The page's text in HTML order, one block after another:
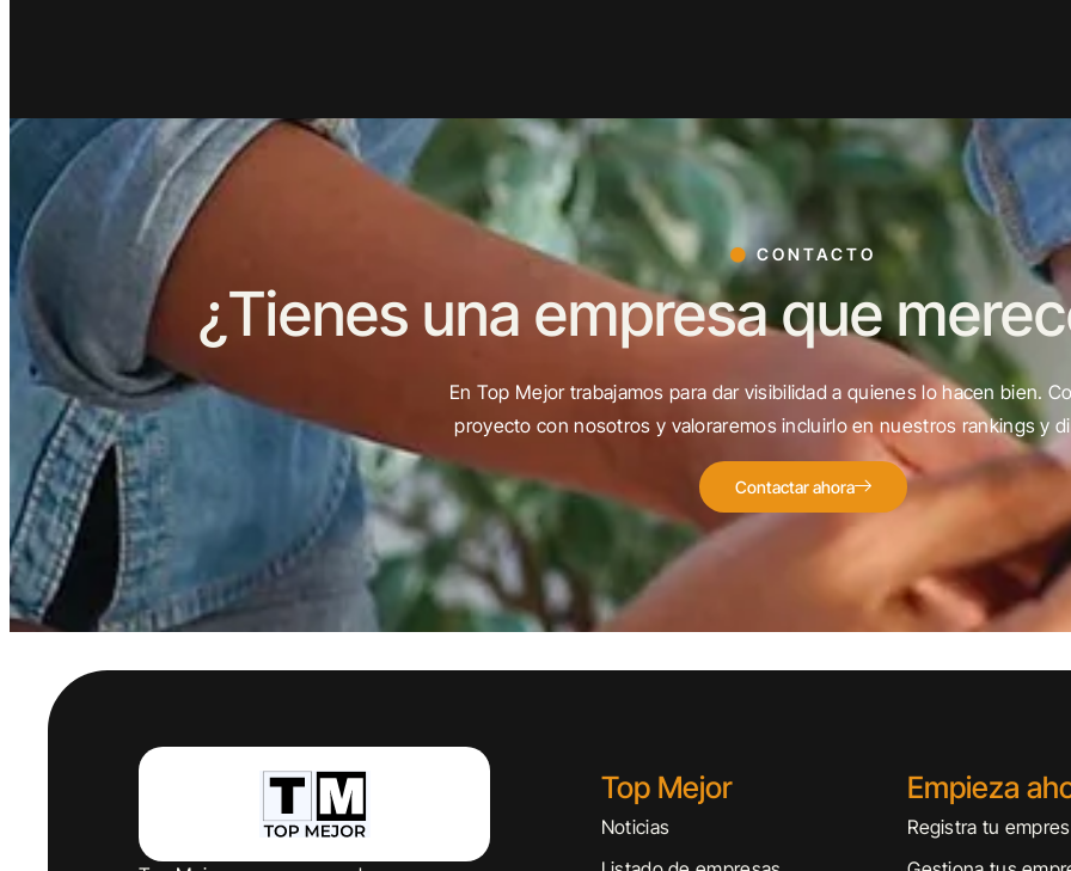
CONTACTO
¿Tienes una empresa que
En Top Mejor trabajamos para dar visibilidad a quienes lo hacen bien.
proyecto con nosotros y valoraremos incluirlo en nuestros rankings y
Contactar ahora
Top Mejor
Noticias
Empieza
Registra tu